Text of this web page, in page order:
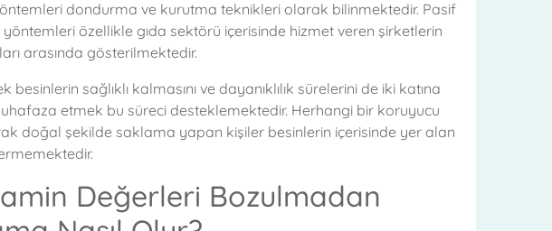
dondurma ve kurutma teknikleri olarak bilinmektedir. Pasif
özellikle gıda sektörü içerisinde hizmet veren şirketlerin
arasında gösterilmektedir.
sağlıklı kalmasını ve dayanıklılık sürelerini de iki katına
etmek bu süreci desteklemektedir. Herhangi bir koruyucu
doğal şekilde saklama yapan kişiler besinlerin içerisinde yer alan
Değerleri Bozulmadan